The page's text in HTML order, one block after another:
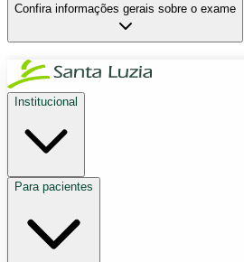
Confira informações gerais sobre o exame
Institucional
Para pacientes